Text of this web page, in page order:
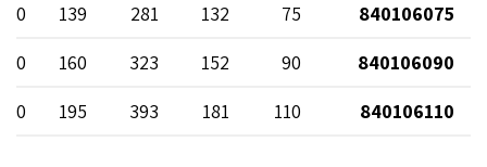
840106075
75
132
281
139
10
840106090
90
152
323
160
10
840106110
110
181
393
195
10